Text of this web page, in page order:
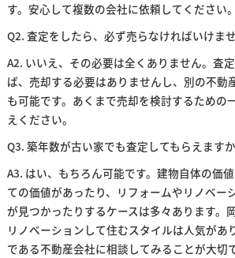
す。安心して複数の会社に依頼してください。
Q2. 査定をしたら、必ず売らなければいけま
A2. いいえ、その必要は全くありません。査
ば、売却する必要はありませんし、別の不動
も可能です。あくまで売却を検討するための
えください。
Q3. 築年数が古い家でも査定してもらえます
A3. はい、もちろん可能です。建物自体の価
ての価値があったり、リフォームやリノベー
が見つかったりするケースは多々あります。
リノベーションして住むスタイルは人気があ
である不動産会社に相談してみることが大切で